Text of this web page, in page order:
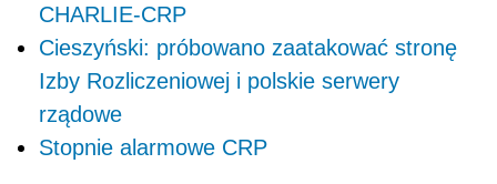
CHARLIE-CRP
Cieszyński: próbowano zaatakować stronę
Izby Rozliczeniowej i polskie serwery
rządowe
Stopnie alarmowe CRP